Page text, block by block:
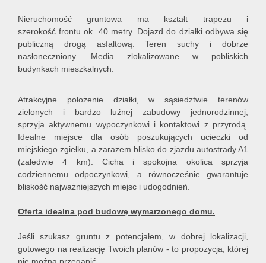
Nieruchomość gruntowa ma kształt trapezu i
szerokość frontu ok. 40 metry. Dojazd do działki odbywa się
publiczną drogą asfaltową. Teren suchy i dobrze
nasłoneczniony. Media zlokalizowane w pobliskich
budynkach mieszkalnych.
Atrakcyjne położenie działki, w sąsiedztwie terenów
zielonych i bardzo luźnej zabudowy jednorodzinnej,
sprzyja aktywnemu wypoczynkowi i kontaktowi z przyrodą.
Idealne miejsce dla osób poszukujących ucieczki od
miejskiego zgiełku, a zarazem blisko do zjazdu autostrady A1
(zaledwie 4 km). Cicha i spokojna okolica sprzyja
codziennemu odpoczynkowi, a równocześnie gwarantuje
bliskość najważniejszych miejsc i udogodnień.
Oferta idealna pod budowę wymarzonego domu.
Jeśli szukasz gruntu z potencjałem, w dobrej lokalizacji,
gotowego na realizację Twoich planów - to propozycja, której